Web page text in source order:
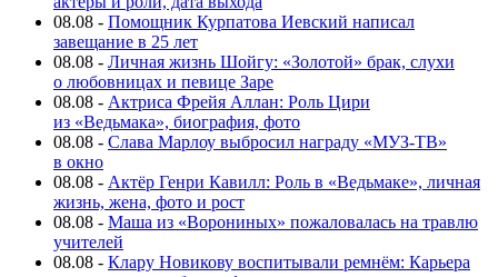
08.08 - Помощник Курпатова Иевский написал
завещание в 25 лет
08.08 - Личная жизнь Шойгу: «Золотой» брак, слухи
о любовницах и певице Заре
08.08 - Актриса Фрейя Аллан: Роль Цири
из «Ведьмака», биография, фото
08.08 - Слава Марлоу выбросил награду «МУЗ-ТВ»
в окно
08.08 - Актёр Генри Кавилл: Роль в «Ведьмаке», личная
жизнь, жена, фото и рост
08.08 - Маша из «Ворониных» пожаловалась на травлю
учителей
08.08 - Клару Новикову воспитывали ремнём: Карьера